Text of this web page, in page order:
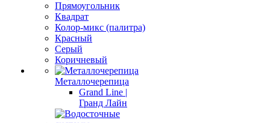
Прямоугольник
Квадрат
Колор-микс (палитра)
Красный
Серый
Коричневый
Металлочерепица
Grand Line |
Гранд Лайн